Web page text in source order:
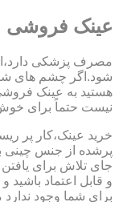
عینک فروشی
مصرف پزشکی
شود.اگر چشم های
هستید به عینک
نیست حتماً برای
خرید عینک،کار پر
پرشده از جنس چینی
جای تلاش برای
و قابل اعتماد باشید
برای شما وجود